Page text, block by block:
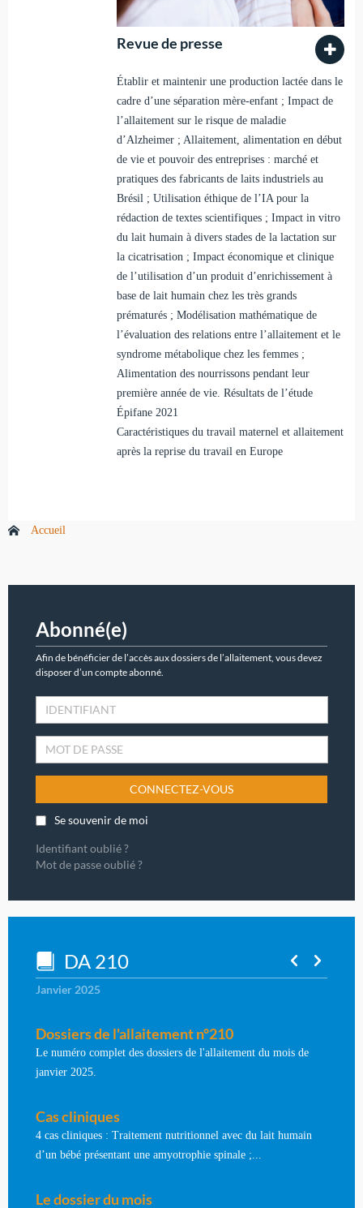
Revue de presse
Établir et maintenir une production lactée dans le
cadre d’une séparation mère-enfant ; Impact de
l’allaitement sur le risque de maladie
d’Alzheimer ; Allaitement, alimentation en début
de vie et pouvoir des entreprises : marché et
pratiques des fabricants de laits industriels au
Brésil ; Utilisation éthique de l’IA pour la
rédaction de textes scientifiques ; Impact in vitro
du lait humain à divers stades de la lactation sur
la cicatrisation ; Impact économique et clinique
de l’utilisation d’un produit d’enrichissement à
base de lait humain chez les très grands
prématurés ; Modélisation mathématique de
l’évaluation des relations entre l’allaitement et le
syndrome métabolique chez les femmes ;
Alimentation des nourrissons pendant leur
première année de vie. Résultats de l’étude
Épifane 2021
Caractéristiques du travail maternel et allaitement
après la reprise du travail en Europe
Accueil
Abonné(e)
Afin de bénéficier de l’accès aux dossiers de l’allaitement, vous devez
disposer d’un compte abonné.
CONNECTEZ-VOUS
Se souvenir de moi
Identifiant oublié ?
Mot de passe oublié ?
DA 210
Janvier 2025
Dossiers de l'allaitement n°210
Le numéro complet des dossiers de l'allaitement du mois de
janvier 2025.
Cas cliniques
4 cas cliniques : Traitement nutritionnel avec du lait humain
d’un bébé présentant une amyotrophie spinale ;...
Le dossier du mois